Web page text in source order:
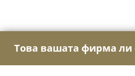
Това вашата фирма ли